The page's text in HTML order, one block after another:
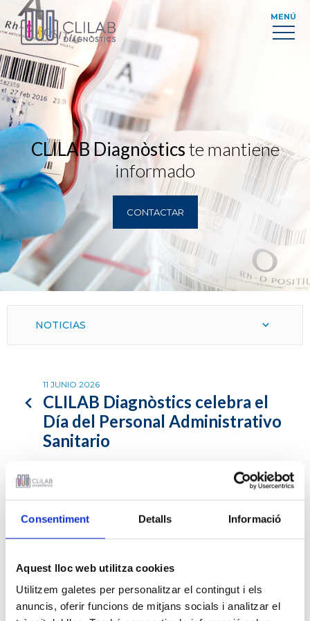
Consentiment Detalls Informació
Aquest lloc web utilitza cookies
Utilitzem galetes per personalitzar el contingut i els
anuncis, oferir funcions de mitjans socials i analitzar el
MENÚ
CLILAB Diagnòsticste mantiene
informado
CONTACTAR
11 JUNIO 2026
CLILAB Diagnòstics celebra el
Día del Personal Administrativo
Sanitario
Con motivo del 11 de junio, CLILAB Diagnòstics pone voz
a su equipo administrativo sanitario y reconoce una labor
atención cercana, eficiente y orientada a las personas.
En un laboratorio clínico, la atención no empieza únicamente con
una muestra, una prueba o un resultado. A menudo empieza
NOTICIAS